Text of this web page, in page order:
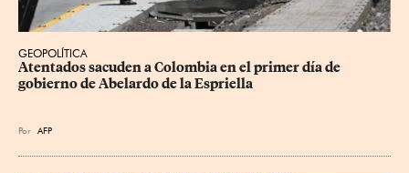
GEOPOLÍTICA
Atentados sacuden a Colombia en el primer día de
gobierno de Abelardo de la Espriella
Por AFP